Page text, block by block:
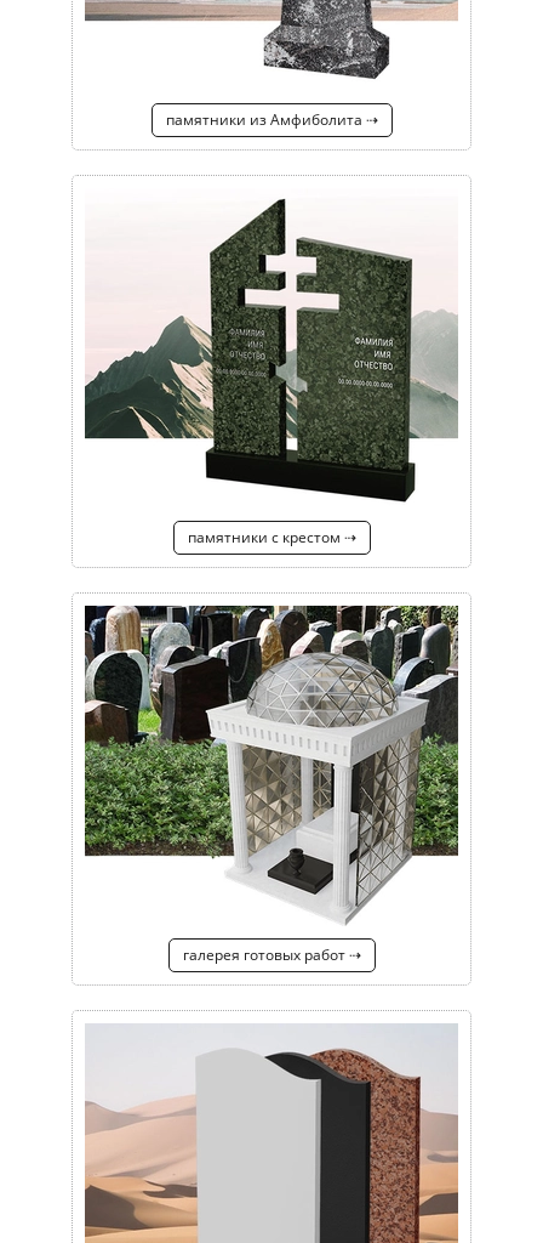
памятники из Амфиболита ⇢
памятники с крестом ⇢
галерея готовых работ ⇢